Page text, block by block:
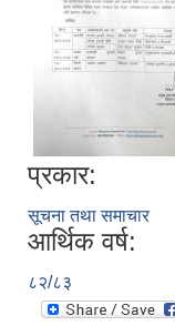
प्रकार:
सूचना तथा समाचार
आर्थिक वर्ष:
८२/८३